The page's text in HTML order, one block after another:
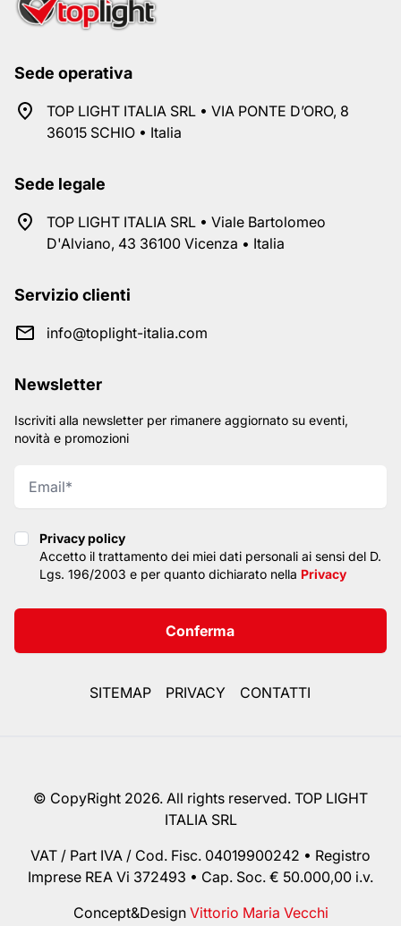
Sede operativa
TOP LIGHT ITALIA SRL • VIA PONTE D’ORO, 8
36015 SCHIO • Italia
Sede legale
TOP LIGHT ITALIA SRL • Viale Bartolomeo
D'Alviano, 43 36100 Vicenza • Italia
Servizio clienti
info@toplight-italia.com
Newsletter
Iscriviti alla newsletter per rimanere aggiornato su eventi,
novità e promozioni
Privacy policy
Privacy policy
Accetto il trattamento dei miei dati personali ai sensi del D.
Lgs. 196/2003 e per quanto dichiarato nella Privacy
Conferma
SITEMAP PRIVACY CONTATTI
© CopyRight 2026. All rights reserved. TOP LIGHT
ITALIA SRL
VAT / Part IVA / Cod. Fisc. 04019900242 • Registro
Imprese REA Vi 372493 • Cap. Soc. € 50.000,00 i.v.
Concept&Design Vittorio Maria Vecchi